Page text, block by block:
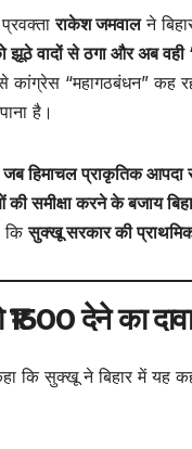
राकेश जमवालने
झूठे वादों से ठगा और अब
कांग्रेस “महागठबंधन” कह
है।
जब हिमाचल प्राकृतिक आपदा
समीक्षा करने के बजाय
किसुक्खू सरकार की
देने का
कि सुक्खू ने बिहार में यह